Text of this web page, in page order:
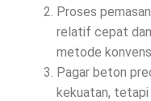
Proses
relatif cepat dan
metode
Pagar beton
kekuatan, tetapi